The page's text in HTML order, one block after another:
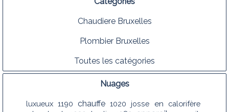
Chaudiere Bruxelles
Plombier Bruxelles
Toutes les catégories
Nuages
luxueux 1190 chauffe 1020 josse en
calorifère